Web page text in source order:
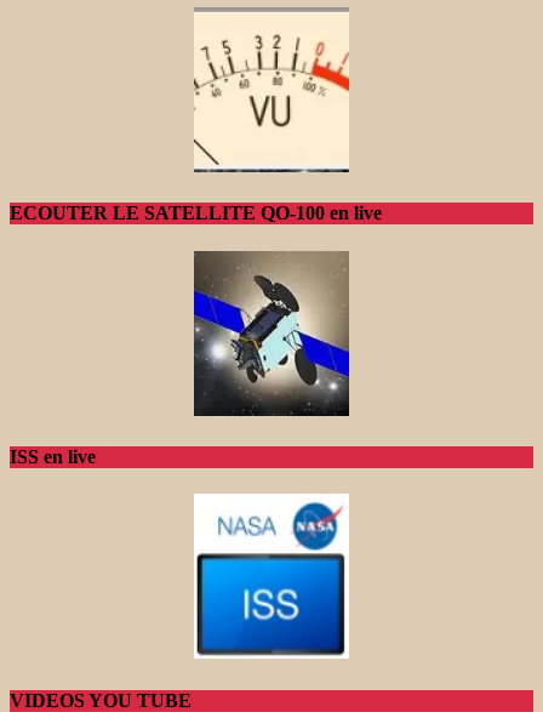
ECOUTER LE SATELLITE QO-100 en live
ISS en live
VIDEOS YOU TUBE